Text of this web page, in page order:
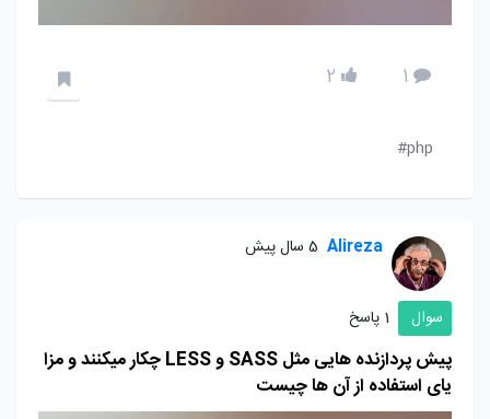
1
2
php#
Alireza 5 سال پیش
سوال 1 پاسخ
پیش پردازنده هایی مثل SASS و LESS چکار میکنند و مزا
یای استفاده از آن ها چیست